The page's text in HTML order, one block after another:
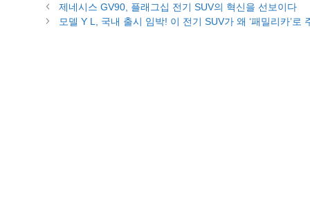
제네시스 GV90, 플래그십 전기 SUV의 혁신을 선보이다
모델 Y L, 국내 출시 임박! 이 전기 SUV가 왜 ‘패밀리카’로